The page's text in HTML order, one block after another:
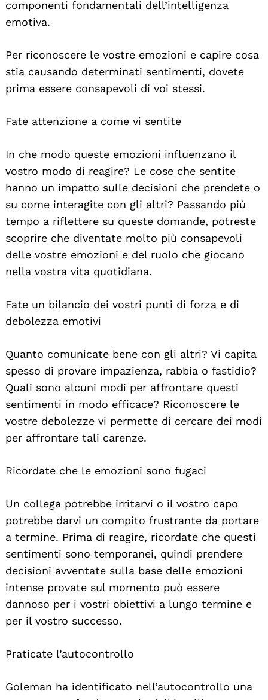
componenti fondamentali dell’intelligenza
emotiva.
Per riconoscere le vostre emozioni e capire cosa
stia causando determinati sentimenti, dovete
prima essere consapevoli di voi stessi.
Fate attenzione a come vi sentite
In che modo queste emozioni influenzano il
vostro modo di reagire? Le cose che sentite
hanno un impatto sulle decisioni che prendete o
su come interagite con gli altri? Passando più
tempo a riflettere su queste domande, potreste
scoprire che diventate molto più consapevoli
delle vostre emozioni e del ruolo che giocano
nella vostra vita quotidiana.
Fate un bilancio dei vostri punti di forza e di
debolezza emotivi
Quanto comunicate bene con gli altri? Vi capita
spesso di provare impazienza, rabbia o fastidio?
Quali sono alcuni modi per affrontare questi
sentimenti in modo efficace? Riconoscere le
vostre debolezze vi permette di cercare dei modi
per affrontare tali carenze.
Ricordate che le emozioni sono fugaci
Un collega potrebbe irritarvi o il vostro capo
potrebbe darvi un compito frustrante da portare
a termine. Prima di reagire, ricordate che questi
sentimenti sono temporanei, quindi prendere
decisioni avventate sulla base delle emozioni
intense provate sul momento può essere
dannoso per i vostri obiettivi a lungo termine e
per il vostro successo.
Praticate l’autocontrollo
Goleman ha identificato nell’autocontrollo una
Search
For: